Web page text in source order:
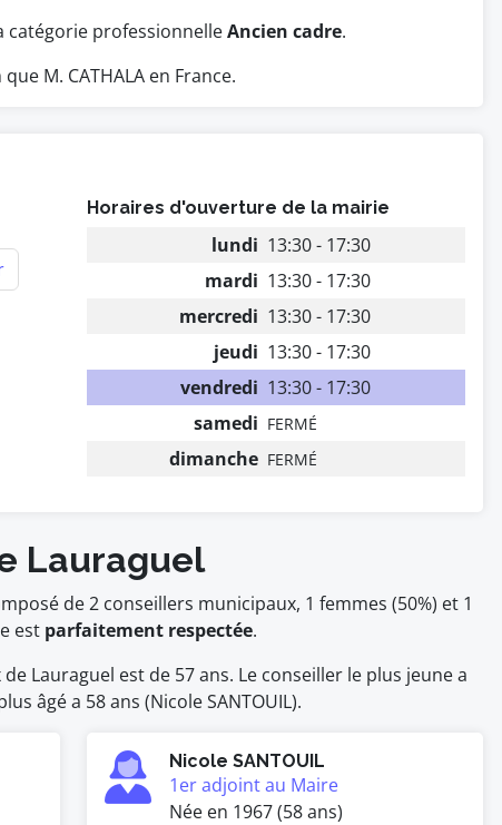
catégorie professionnelleAncien cadre.
M. CATHALA en France.
Horaires d'ouverture de la mairie
lundi 13:30 - 17:30
mardi 13:30 - 17:30
mercredi 13:30 - 17:30
jeudi 13:30 - 17:30
vendredi 13:30 - 17:30
samedi FERMÉ
dimanche FERMÉ
Lauraguel
de 2 conseillers municipaux, 1 femmes (50%) et 1
est parfaitement respectée.
Lauraguel est de 57 ans. Le conseiller le plus jeune a
âgé a 58 ans (Nicole SANTOUIL).
Nicole SANTOUIL
1er adjoint au Maire
Née en 1967 (58 ans)